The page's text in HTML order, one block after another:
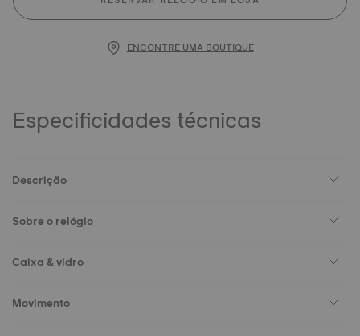
ENCONTRE UMA BOUTIQUE
Especificidades técnicas
Descrição
Sobre o relógio
Caixa & vidro
Movimento